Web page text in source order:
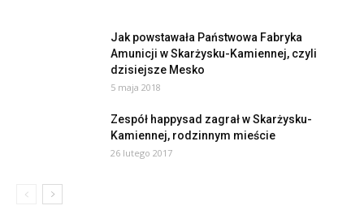
Jak powstawała Państwowa Fabryka
Amunicji w Skarżysku-Kamiennej, czyli
dzisiejsze Mesko
5 maja 2018
Zespół happysad zagrał w Skarżysku-
Kamiennej, rodzinnym mieście
26 lutego 2017